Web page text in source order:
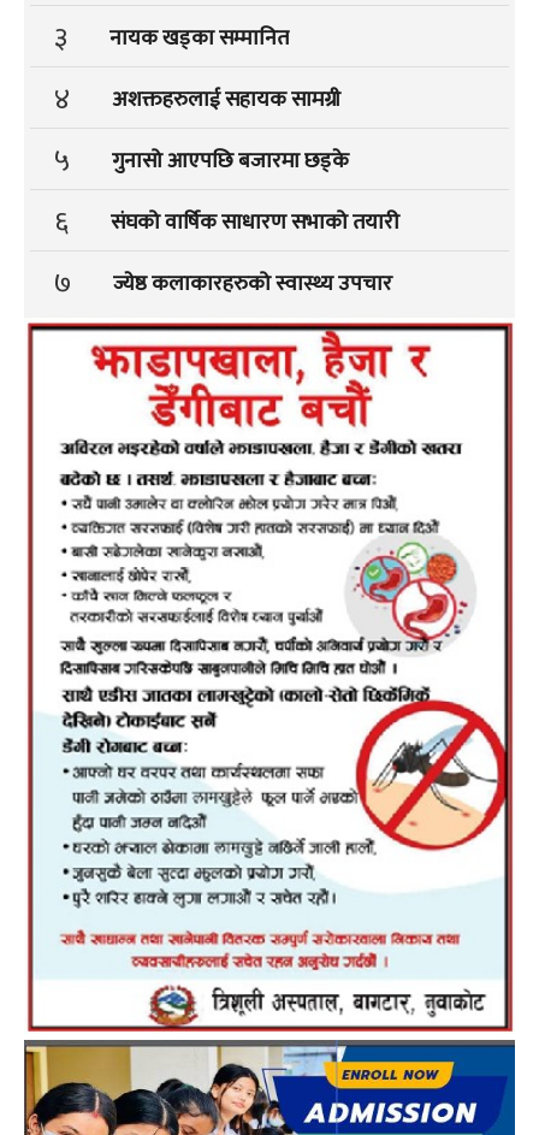
३ नायक खड्का सम्मानित
४ अशक्तहरुलाई सहायक सामग्री
५ गुनासो आएपछि बजारमा छड्के
६ संघको वार्षिक साधारण सभाको तयारी
७ ज्येष्ठ कलाकारहरुको स्वास्थ्य उपचार